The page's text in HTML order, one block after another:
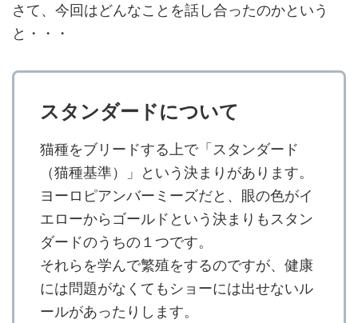
さて、今回はどんなことを話し合ったのかという
と・・・
スタンダードについて
猫種をブリードする上で「スタンダード
（猫種基準）」という決まりがあります。
ヨーロピアンバーミーズだと、眼の色がイ
エローからゴールドという決まりもスタン
ダードのうちの１つです。
それらを学んで繁殖をするのですが、健康
には問題がなくてもショーには出せないル
ールがあったりします。